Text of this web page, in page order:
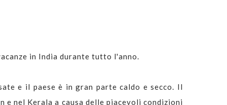
in India durante tutto l'anno.
e il paese è in gran parte caldo e secco. Il
e nel Kerala a causa delle piacevoli condizioni